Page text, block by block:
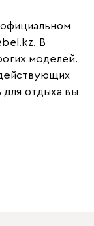
В
моделей.
отдыха вы